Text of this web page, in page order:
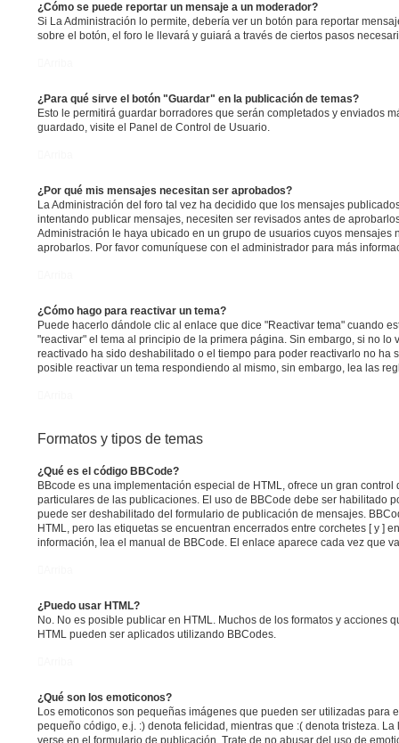
¿Cómo se puede reportar un mensaje a un moderador?
Si La Administración lo permite, debería ver un botón para reportar
sobre el botón, el foro le llevará y guiará a través de ciertos pasos
¿Para qué sirve el botón "Guardar" en la publicación de temas?
Esto le permitirá guardar borradores que serán completados y enviados
guardado, visite el Panel de Control de Usuario.
¿Por qué mis mensajes necesitan ser aprobados?
La Administración del foro tal vez ha decidido que los mensajes
intentando publicar mensajes, necesiten ser revisados antes de
Administración le haya ubicado en un grupo de usuarios cuyos mensajes
aprobarlos. Por favor comuníquese con el administrador para más
¿Cómo hago para reactivar un tema?
Puede hacerlo dándole clic al enlace que dice "Reactivar tema" cuando
"reactivar" el tema al principio de la primera página. Sin embargo, si no lo
reactivado ha sido deshabilitado o el tiempo para poder reactivarlo no ha
posible reactivar un tema respondiendo al mismo, sin embargo, lea las
Formatos y tipos de temas
¿Qué es el código BBCode?
BBcode es una implementación especial de HTML, ofrece un gran control
particulares de las publicaciones. El uso de BBCode debe ser habilitado
puede ser deshabilitado del formulario de publicación de mensajes.
HTML, pero las etiquetas se encuentran encerrados entre corchetes [ y ]
información, lea el manual de BBCode. El enlace aparece cada vez que
¿Puedo usar HTML?
No. No es posible publicar en HTML. Muchos de los formatos y acciones
HTML pueden ser aplicados utilizando BBCodes.
¿Qué son los emoticonos?
Los emoticonos son pequeñas imágenes que pueden ser utilizadas para
pequeño código, e.j. :) denota felicidad, mientras que :( denota tristeza.